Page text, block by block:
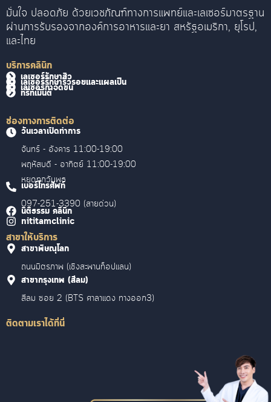
มั่นใจ ปลอดภัย ด้วยเวชภัณฑ์ทางการแพทย์และเลเซอร์มาตรฐาน
ผ่านการรับรองจากองค์การอาหารและยา สหรัฐอเมริกา, ยุโรป,
และไทย
บริการคลินิก
เลเซอร์รักษาสิว
เลเซอร์รักษาริ้วรอยและแผลเป็น
เลเซอร์กำจัดขน
ทรีทเม้นต์
ช่องทางการติดต่อ
วันเวลาเปิดทำการ
จันทร์ - อังคาร 11:00-19:00
พฤหัสบดี - อาทิตย์ 11:00-19:00
หยุดทุกวันพุธ
เบอร์โทรศัพท์
097-251-3390 (สายด่วน)
นิติธรรม คลินิก
nititamclinic
สาขาให้บริการ
สาขาพิษณุโลก
ถนนมิตรภาพ (เชิงสะพานท็อปแลน)
สาขากรุงเทพ (สีลม)
สีลม ซอย 2 (BTS ศาลาแดง ทางออก3)
ติดตามเราได้ที่นี่